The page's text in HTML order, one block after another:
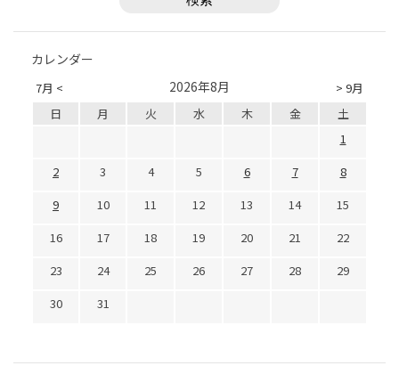
カレンダー
7月 < > 9月
2026年8月
日 月 火 水 木 金
土
1
2
3 4 5 6 7
8
9
10 11 12 13 14
15
16
17 18 19 20 21
22
23
24 25 26 27 28
29
30
31